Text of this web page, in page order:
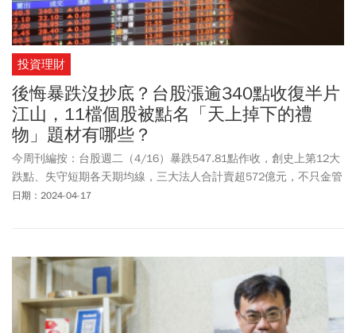
投資理財
後悔暴跌沒抄底？台股漲逾340點收復半片
江山，11檔個股被點名「天上掉下的禮
物」題材有哪些？
今周刊編按：台股週二（4/16）暴跌547.81點作收，創史上第12大
跌點、失守短期各天期均線，三大法人合計賣超572億元，不只金管
會出面喊話提振信心，連公股行庫都砸124億元認真護盤。不過週三
運、軍工等4類股堪稱是天上掉下的禮物，點名聯成、第一銅、新光
鋼、燁輝、昇貿、大成鋼、新興、漢翔、龍德造船、雷虎、長榮航
太等11檔，股價可望逆勢表現。
日期：2024-04-17